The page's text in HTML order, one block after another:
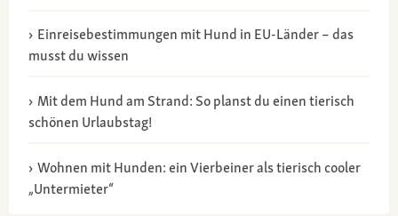
Einreisebestimmungen mit Hund in EU-Länder – das
musst du wissen
Mit dem Hund am Strand: So planst du einen tierisch
schönen Urlaubstag!
Wohnen mit Hunden: ein Vierbeiner als tierisch cooler
„Untermieter“